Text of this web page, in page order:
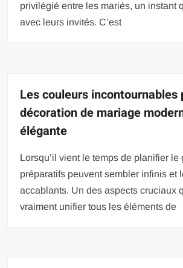
privilégié entre les mariés, un instant
avec leurs invités. C’est
Les couleurs incontournables
décoration de mariage
élégante
Lorsqu’il vient le temps de planifier le
préparatifs peuvent sembler infinis et
accablants. Un des aspects cruciaux
vraiment unifier tous les éléments de